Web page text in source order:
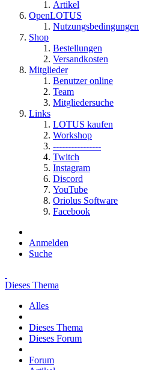
Artikel
OpenLOTUS
Nutzungsbedingungen
Shop
Bestellungen
Versandkosten
Mitglieder
Benutzer online
Team
Mitgliedersuche
Links
LOTUS kaufen
Workshop
----------------
Twitch
Instagram
Discord
YouTube
Oriolus Software
Facebook
Anmelden
Suche
Dieses Thema
Alles
Dieses Thema
Dieses Forum
Forum